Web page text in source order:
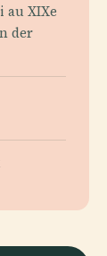
au XIXe
der